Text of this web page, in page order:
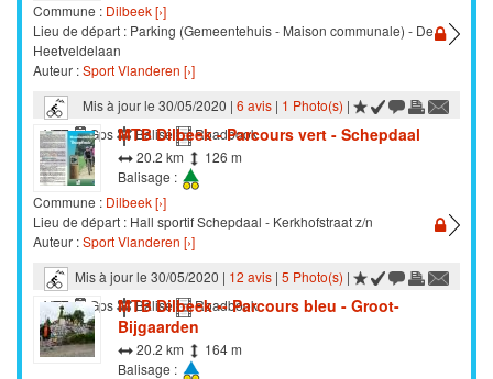
Commune : Dilbeek [›]
Lieu de départ : Parking (Gemeentehuis - Maison communale) - De
Heetveldelaan
Auteur :Sport Vlanderen [›]
Mis à jour le 30/05/2020 | 6 avis| 1 Photo(s) |
VTT
Gps Balisé Roadbook
MTB Dilbeek - Parcours vert - Schepdaal
20.2 km
126 m
Balisage :
Commune : Dilbeek [›]
Lieu de départ : Hall sportif Schepdaal - Kerkhofstraat z/n
Auteur :Sport Vlanderen [›]
Mis à jour le 30/05/2020 | 12 avis| 5 Photo(s) |
VTT
Gps Balisé Roadbook
MTB Dilbeek •- Parcours bleu - Groot-
Bijgaarden
20.2 km
164 m
Balisage :